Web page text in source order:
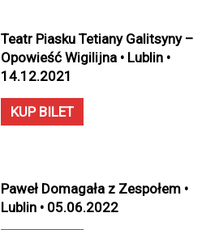
Teatr Piasku Tetiany Galitsyny –
Opowieść Wigilijna • Lublin •
14.12.2021
KUP BILET
Paweł Domagała z Zespołem •
Lublin • 05.06.2022